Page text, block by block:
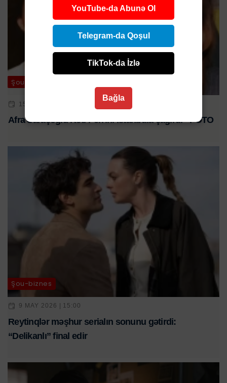
Şou-biznes
15 MAY 2026 | 11:30
Afra Saraçoğlu Keti Perrini İstanbula çağırdı - FOTO
Şou-biznes
9 MAY 2026 | 15:00
Reytinqlər məşhur serialın sonunu gətirdi:
“Delikanlı” final edir
YouTube-da Abunə Ol
Telegram-da Qoşul
TikTok-da İzlə
Bağla